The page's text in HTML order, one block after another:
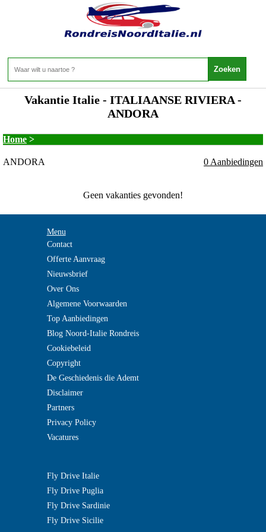
Vakantie Italie - ITALIAANSE RIVIERA -
ANDORA
Home >
ANDORA 0 Aanbiedingen
Geen vakanties gevonden!
Menu
Contact
Offerte Aanvraag
Nieuwsbrief
Over Ons
Algemene Voorwaarden
Top Aanbiedingen
Blog Noord-Italie Rondreis
Cookiebeleid
Copyright
De Geschiedenis die Ademt
Disclaimer
Partners
Privacy Policy
Vacatures
Fly Drive Italie
Fly Drive Puglia
Fly Drive Sardinie
Fly Drive Sicilie